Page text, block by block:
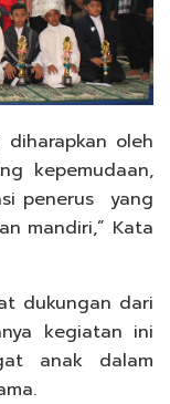
oleh
kepemudaan,
penerus yang
mandiri,” Kata
dukungan dari
kegiatan ini
anak dalam